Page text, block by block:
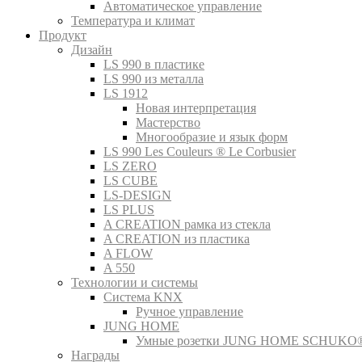
Автоматическое управление
Температура и климат
Продукт
Дизайн
LS 990 в пластике
LS 990 из металла
LS 1912
Новая интерпретация
Мастерство
Многообразие и язык форм
LS 990 Les Couleurs ® Le Corbusier
LS ZERO
LS CUBE
LS-DESIGN
LS PLUS
A CREATION рамка из стекла
A CREATION из пластика
A FLOW
A 550
Технологии и системы
Система KNX
Ручное управление
JUNG HOME
Умные розетки JUNG HOME
Награды